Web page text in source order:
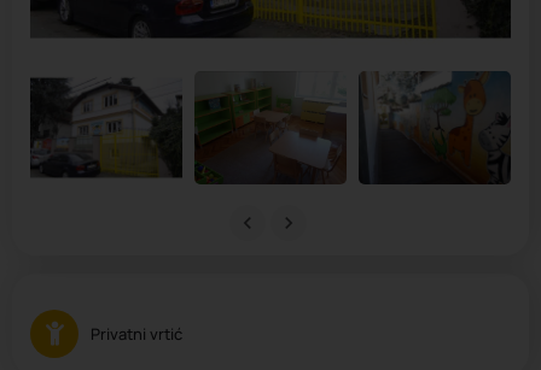
Privatni vrtić